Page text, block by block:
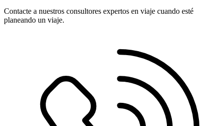
Contacte a nuestros consultores expertos en viaje cuando esté
planeando un viaje.